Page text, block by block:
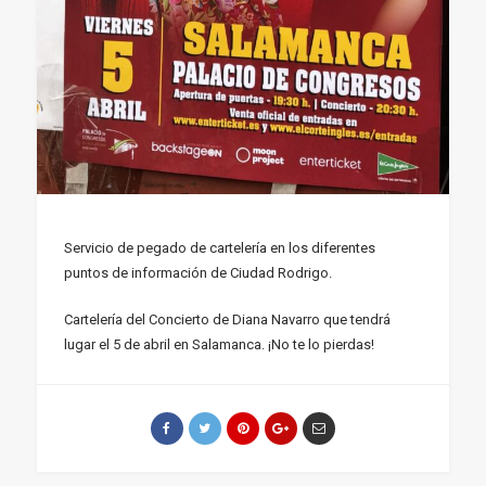
Servicio de pegado de cartelería en los diferentes
puntos de información de Ciudad Rodrigo.
Cartelería del Concierto de Diana Navarro que tendrá
lugar el 5 de abril en Salamanca. ¡No te lo pierdas!